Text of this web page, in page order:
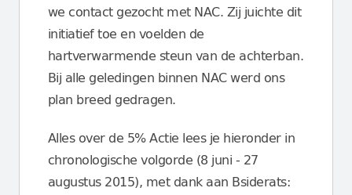
we contact gezocht met NAC. Zij juichte dit
initiatief toe en voelden de
hartverwarmende steun van de achterban.
Bij alle geledingen binnen NAC werd ons
plan breed gedragen.
Alles over de 5% Actie lees je hieronder in
chronologische volgorde (8 juni - 27
augustus 2015), met dank aan Bsiderats: